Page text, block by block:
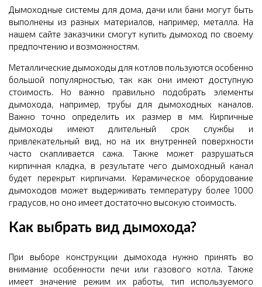
Дымоходные системы для дома, дачи или бани могут быть
выполнены из разных материалов, например, металла. На
нашем сайте заказчики смогут купить дымоход по своему
предпочтению и возможностям.
Металлические дымоходы для котлов пользуются особенно
большой популярностью, так как они имеют доступную
стоимость. Но важно правильно подобрать элементы
дымохода, например, трубы для дымоходных каналов.
Важно точно определить их размер в мм. Кирпичные
дымоходы имеют длительный срок службы и
привлекательный вид, но на их внутренней поверхности
часто скапливается сажа. Также может разрушаться
кирпичная кладка, в результате чего дымоходный канал
будет перекрыт кирпичами. Керамическое оборудование
дымоходов может выдерживать температуру более 1000
градусов, но оно имеет достаточно высокую стоимость.
Как выбрать вид дымохода?
При выборе конструкции дымохода нужно принять во
внимание особенности печи или газового котла. Также
имеет значение режим их работы, тип используемого